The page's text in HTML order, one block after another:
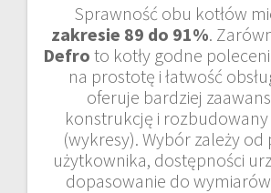
Sprawność obu kotłów
zakresie 89 do 91%.
Defro to kotły godne
na prostotę i łatwość
oferuje bardziej
konstrukcję i
(wykresy). Wybór zależy od
użytkownika, dostępności
dopasowanie do